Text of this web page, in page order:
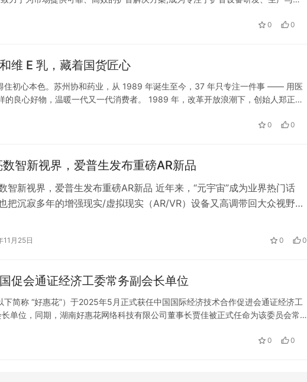
0 0
维 E 乳，藏着国货匠心
住初心本色。苏州协和药业，从 1989 年诞生至今，37 年只专注一件事 —— 用医
良心好物，温暖一代又一代消费者。 1989 年，改革开放浪潮下，创始人郑正华
0 0
数智新视界，爱普生发布重磅AR新品
智新视界，爱普生发布重磅AR新品 近年来，“元宇宙”成为业界热门话
把沉寂多年的增强现实/虚拟现实（AR/VR）设备又高调带回大众视野。
用户可在元宇宙这一虚拟现实空间与电脑生成的环境和其他人互动，完成
11月25日 0 0
促会通证经济工委常务副会长单位
简称 “好惠花”）于2025年5月正式获任中国国际经济技术合作促进会通证经济工
单位，同期，湖南好惠花网络科技有限公司董事长贾佳被正式任命为该委员会常
0 0
柯桥出发：中国轻纺城纺织新材料中
保障”